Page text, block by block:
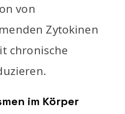
von
Zytokinen
chronische
im Körper